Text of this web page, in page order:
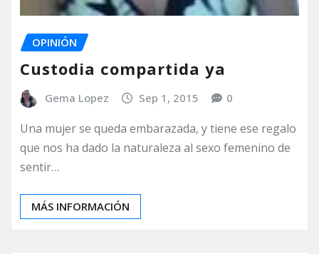
OPINIÓN
Custodia compartida ya
Gema Lopez Sep 1, 2015 0
Una mujer se queda embarazada, y tiene ese regalo
que nos ha dado la naturaleza al sexo femenino de
sentir…
MÁS INFORMACIÓN